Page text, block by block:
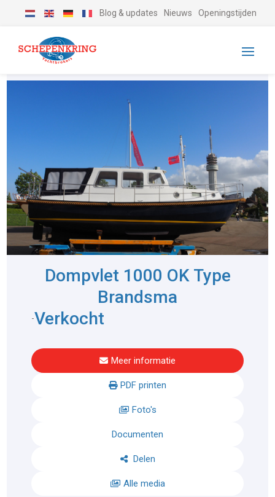
Blog & updates Nieuws Openingstijden
Dompvlet 1000 OK Type
Brandsma
-Verkocht
Meer informatie
PDF printen
Foto's
Documenten
Delen
Alle media